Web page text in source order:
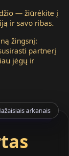
— žiūrėkite į
ir savo ribas.
žingsnį:
partnerį
jėgų ir
arkanais